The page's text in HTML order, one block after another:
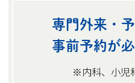
専門外来・
事前予約が
※内科、小児